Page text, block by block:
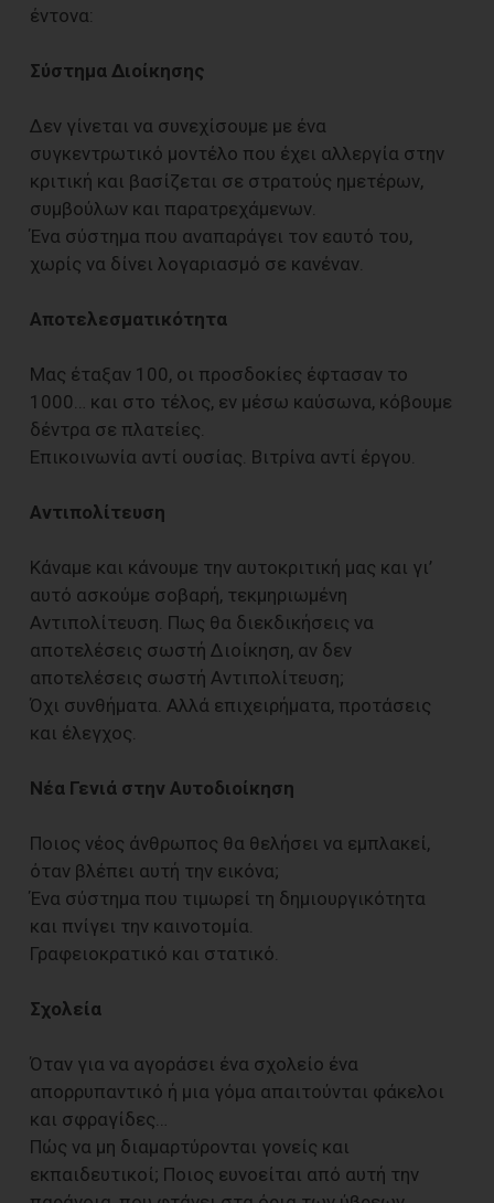
έντονα:
Σύστημα Διοίκησης
Δεν γίνεται να συνεχίσουμε με ένα
συγκεντρωτικό μοντέλο που έχει αλλεργία στην
κριτική και βασίζεται σε στρατούς ημετέρων,
συμβούλων και παρατρεχάμενων.
Ένα σύστημα που αναπαράγει τον εαυτό του,
χωρίς να δίνει λογαριασμό σε κανέναν.
Αποτελεσματικότητα
Μας έταξαν 100, οι προσδοκίες έφτασαν το
1000… και στο τέλος, εν μέσω καύσωνα, κόβουμε
δέντρα σε πλατείες.
Επικοινωνία αντί ουσίας. Βιτρίνα αντί έργου.
Αντιπολίτευση
Κάναμε και κάνουμε την αυτοκριτική μας και γι’
αυτό ασκούμε σοβαρή, τεκμηριωμένη
Αντιπολίτευση. Πως θα διεκδικήσεις να
αποτελέσεις σωστή Διοίκηση, αν δεν
αποτελέσεις σωστή Αντιπολίτευση;
Όχι συνθήματα. Αλλά επιχειρήματα, προτάσεις
και έλεγχος.
Νέα Γενιά στην Αυτοδιοίκηση
Ποιος νέος άνθρωπος θα θελήσει να εμπλακεί,
όταν βλέπει αυτή την εικόνα;
Ένα σύστημα που τιμωρεί τη δημιουργικότητα
και πνίγει την καινοτομία.
Γραφειοκρατικό και στατικό.
Σχολεία
Όταν για να αγοράσει ένα σχολείο ένα
απορρυπαντικό ή μια γόμα απαιτούνται φάκελοι
και σφραγίδες…
Πώς να μη διαμαρτύρονται γονείς και
εκπαιδευτικοί; Ποιος ευνοείται από αυτή την